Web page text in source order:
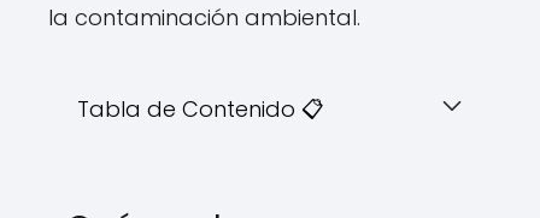
la contaminación ambiental.
Tabla de Contenido 📋